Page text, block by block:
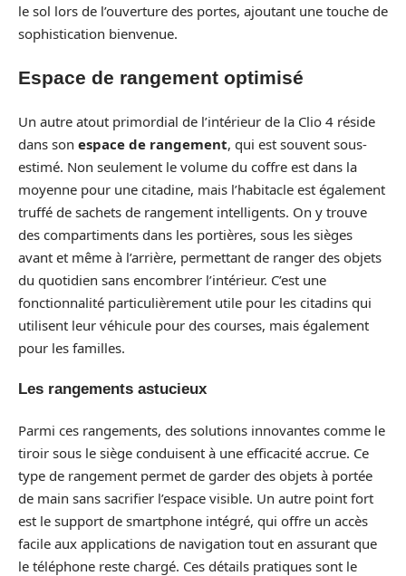
le sol lors de l’ouverture des portes, ajoutant une touche de
sophistication bienvenue.
Espace de rangement optimisé
Un autre atout primordial de l’intérieur de la Clio 4 réside
dans son espace de rangement, qui est souvent sous-
estimé. Non seulement le volume du coffre est dans la
moyenne pour une citadine, mais l’habitacle est également
truffé de sachets de rangement intelligents. On y trouve
des compartiments dans les portières, sous les sièges
avant et même à l’arrière, permettant de ranger des objets
du quotidien sans encombrer l’intérieur. C’est une
fonctionnalité particulièrement utile pour les citadins qui
utilisent leur véhicule pour des courses, mais également
pour les familles.
Les rangements astucieux
Parmi ces rangements, des solutions innovantes comme le
tiroir sous le siège conduisent à une efficacité accrue. Ce
type de rangement permet de garder des objets à portée
de main sans sacrifier l’espace visible. Un autre point fort
est le support de smartphone intégré, qui offre un accès
facile aux applications de navigation tout en assurant que
le téléphone reste chargé. Ces détails pratiques sont le